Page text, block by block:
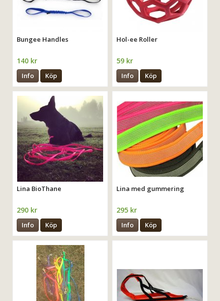
Bungee Handles
140 kr
Info Köp
Hol-ee Roller
59 kr
Info Köp
Lina BioThane
290 kr
Info Köp
Lina med gummering
295 kr
Info Köp